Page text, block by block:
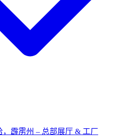
，霹雳州 – 总部展厅 & 工厂